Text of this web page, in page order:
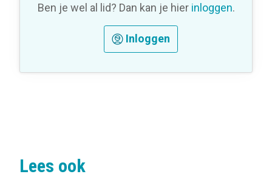
Ben je wel al lid? Dan kan je hier inloggen.
Inloggen
Lees ook